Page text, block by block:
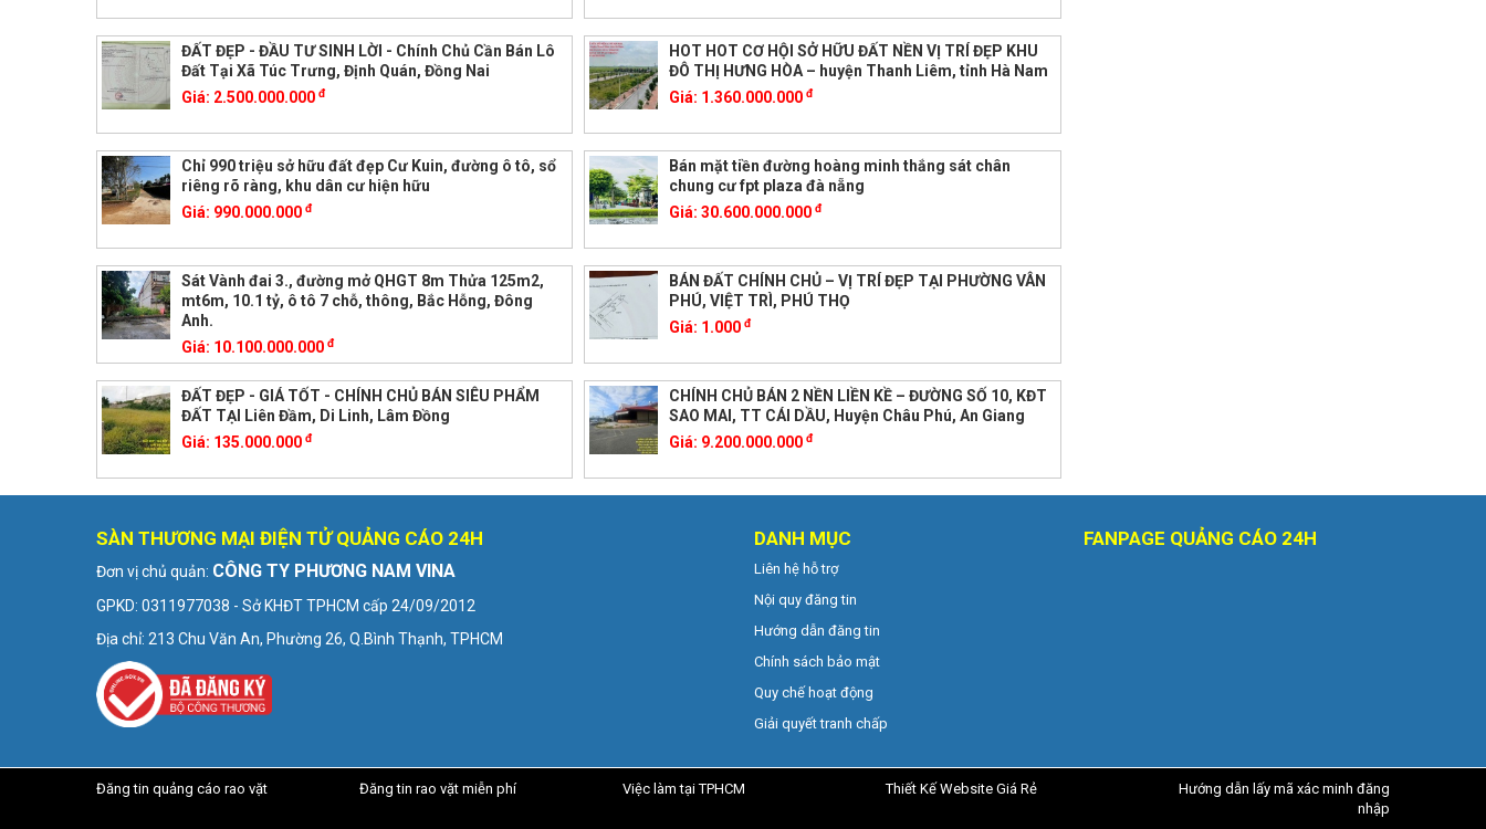
ĐẤT ĐẸP - ĐẦU TƯ SINH LỜI - Chính Chủ Cần Bán Lô
Đất Tại Xã Túc Trưng, Định Quán, Đồng Nai
Giá: 2.500.000.000 đ
HOT HOT CƠ HỘI SỞ HỮU ĐẤT NỀN VỊ TRÍ ĐẸP KHU
ĐÔ THỊ HƯNG HÒA – huyện Thanh Liêm, tỉnh Hà Nam
Giá: 1.360.000.000đ
Chỉ 990 triệu sở hữu đất đẹp Cư Kuin, đường ô tô, sổ
riêng rõ ràng, khu dân cư hiện hữu
Giá: 990.000.000 đ
Bán mặt tiền đường hoàng minh thắng sát chân
chung cư fpt plaza đà nẵng
Giá:30.600.000.000đ
Sát Vành đai 3., đường mở QHGT 8m Thửa 125m2,
mt6m, 10.1 tỷ, ô tô 7 chỗ, thông, Bắc Hỗng, Đông
Anh.
Giá: 10.100.000.000 đ
BÁN ĐẤT CHÍNH CHỦ – VỊ TRÍ ĐẸP TẠI PHƯỜNG VÂN
PHÚ, VIỆT TRÌ, PHÚ THỌ
Giá: 1.000đ
ĐẤT ĐẸP - GIÁ TỐT - CHÍNH CHỦ BÁN SIÊU PHẨM
ĐẤT TẠI Liên Đầm, Di Linh, Lâm Đồng
Giá: 135.000.000 đ
CHÍNH CHỦ BÁN 2 NỀN LIỀN KỀ – ĐƯỜNG SỐ 10, KĐT
SAO MAI, TT CÁI DẦU, Huyện Châu Phú, An Giang
Giá: 9.200.000.000đ
SÀN THƯƠNG MẠI ĐIỆN TỬ QUẢNG CÁO 24H
Đơn vị chủ quản: CÔNG TY PHƯƠNG NAM VINA
GPKD: 0311977038 - Sở KHĐT TPHCM cấp 24/09/2012
Địa chỉ: 213 Chu Văn An, Phường 26, Q.Bình Thạnh, TPHCM
DANH MỤC
Liên hệ hỗ trợ
Nội quy đăng tin
Hướng dẫn đăng tin
Chính sách bảo mật
Quy chế hoạt động
Giải quyết tranh chấp
FANPAGE QUẢNG CÁO 24H
Đăng tin quảng cáo rao vặt Đăng tin rao vặt miễn phí Việc làm tại TPHCM Thiết Kế Website Giá Rẻ
Hướng dẫn lấy mã xác minh đăng
nhập